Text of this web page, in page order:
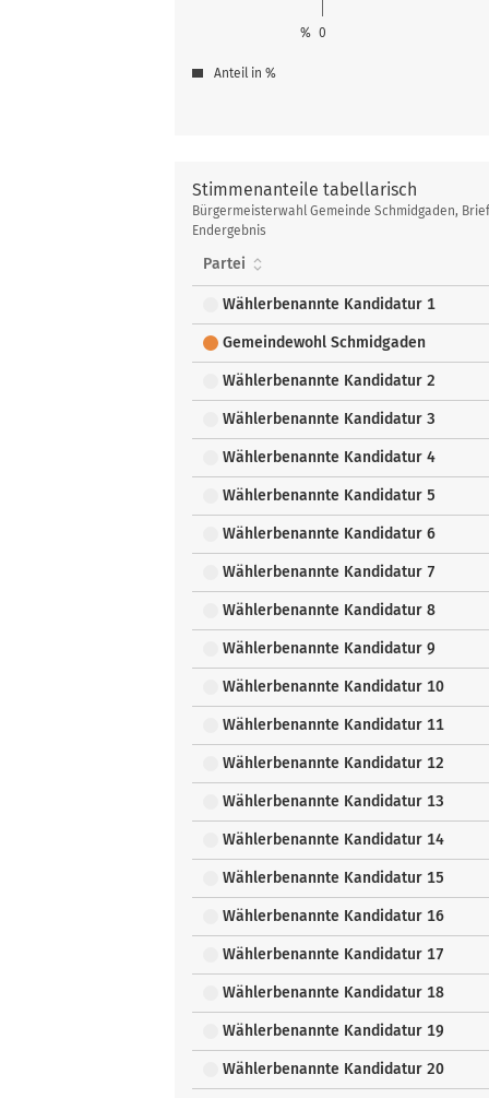
0
%
Anteil in %
Stimmenanteile tabellarisch
Stimmenanteile
tabellarisch
Bürgermeisterwahl Gemeinde Schmidgaden,
Endergebnis
Partei
Wählerbenannte Kandidatur 1
Gemeindewohl Schmidgaden
Wählerbenannte Kandidatur 2
Wählerbenannte Kandidatur 3
Wählerbenannte Kandidatur 4
Wählerbenannte Kandidatur 5
Wählerbenannte Kandidatur 6
Wählerbenannte Kandidatur 7
Wählerbenannte Kandidatur 8
Wählerbenannte Kandidatur 9
Wählerbenannte Kandidatur 10
Wählerbenannte Kandidatur 11
Wählerbenannte Kandidatur 12
Wählerbenannte Kandidatur 13
Wählerbenannte Kandidatur 14
Wählerbenannte Kandidatur 15
Wählerbenannte Kandidatur 16
Wählerbenannte Kandidatur 17
Wählerbenannte Kandidatur 18
Wählerbenannte Kandidatur 19
Wählerbenannte Kandidatur 20